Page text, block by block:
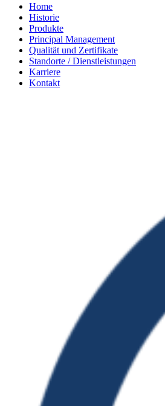
Home
Historie
Produkte
Principal Management
Qualität und Zertifikate
Standorte / Dienstleistungen
Karriere
Kontakt